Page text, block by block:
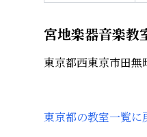
宮地楽器音楽教
東京都西東京市田無
東京都の教室一覧に